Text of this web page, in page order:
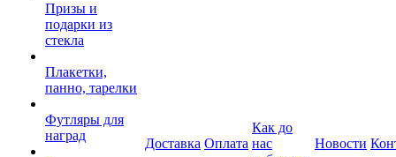
Призы и
подарки из
стекла
Плакетки,
панно, тарелки
Футляры для
наград
Доставка Оплата
Как до
нас
Новости